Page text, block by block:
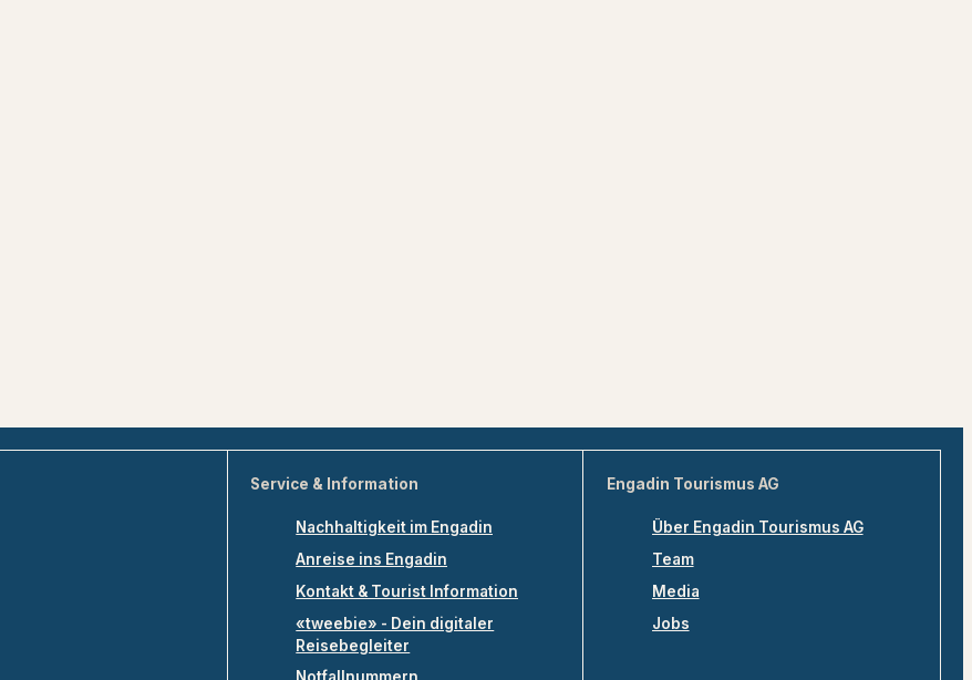
Service & Information
Nachhaltigkeit im Engadin
Anreise ins Engadin
Kontakt & Tourist Information
«tweebie» - Dein digitaler
Reisebegleiter
Engadin Tourismus AG
Über Engadin Tourismus AG
Team
Media
Jobs